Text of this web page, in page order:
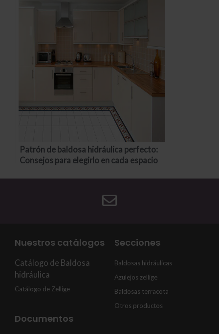
Patrón de baldosa hidráulica perfecto:
Consejos para elegirlo en cada espacio
Nuestros catálogos
Catálogo de Baldosa
hidráulica
Catálogo de Zellige
Documentos
Secciones
Baldosas hidráulicas
Azulejos zellige
Baldosas terracota
Otros productos